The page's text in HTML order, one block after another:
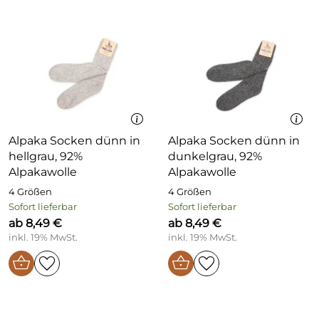
Alpaka Socken dünn in
hellgrau, 92%
Alpakawolle
4 Größen
Sofort lieferbar
ab 8,49 €
inkl. 19% MwSt.
Alpaka Socken dünn in
dunkelgrau, 92%
Alpakawolle
4 Größen
Sofort lieferbar
ab 8,49 €
inkl. 19% MwSt.